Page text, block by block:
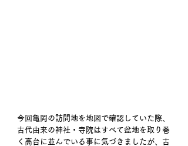
今回亀岡の訪問地を地図で確認していた際、
古代由来の神社・寺院はすべて盆地を取り巻
く高台に並んでいる事に気づきましたが、古